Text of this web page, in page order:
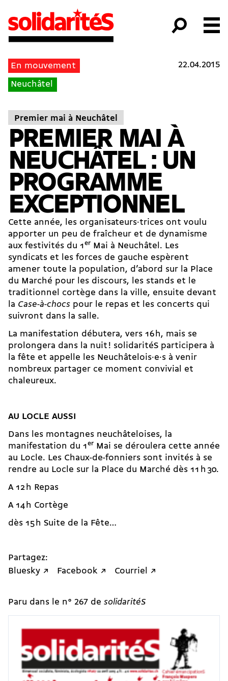
En mouvement
Neuchâtel
22.04.2015
Premier mai à Neuchâtel
PREMIER MAI À
NEUCHÂTEL : UN
PROGRAMME
EXCEPTIONNEL
Cette année, les organisateurs·trices ont voulu
apporter un peu de fraîcheur et de dynamisme
aux festivités du 1er Mai à Neuchâtel. Les
syndicats et les forces de gauche espèrent
amener toute la population, d’abord sur la Place
du Marché pour les discours, les stands et le
traditionnel cortège dans la ville, ensuite devant
la Case-à-chocs pour le repas et les concerts qui
suivront dans la salle.
La manifestation débutera, vers 16 h, mais se
prolongera dans la nuit ! solidaritéS participera à
la fête et appelle les Neuchâtelois·e·s à venir
nombreux partager ce moment convivial et
chaleureux.
AU LOCLE AUSSI
Dans les montagnes neuchâteloises, la
manifestation du 1er Mai se déroulera cette année
au Locle. Les Chaux-de-fonniers sont invités à se
rendre au Locle sur la Place du Marché dès 11 h 30.
A 12 h Repas
A 14 h Cortège
dès 15 h Suite de la Fête…
Partagez:
Bluesky ↗
Facebook ↗ Courriel ↗
Paru dans le n° 267 de solidaritéS